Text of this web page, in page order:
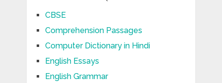
CBSE
Comprehension Passages
Computer Dictionary in Hindi
English Essays
English Grammar